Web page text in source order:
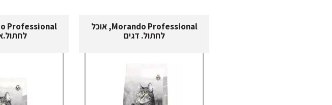
Morando Professional, אוכל
לחתול. דגים